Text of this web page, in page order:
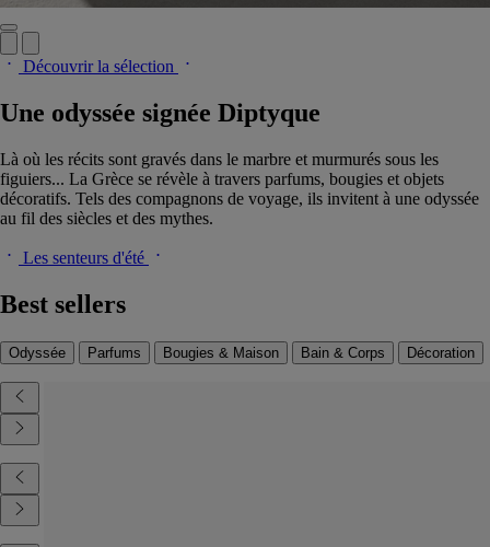
Découvrir la sélection
Une odyssée signée Diptyque
Là où les récits sont gravés dans le marbre et murmurés sous les
figuiers... La Grèce se révèle à travers parfums, bougies et objets
décoratifs. Tels des compagnons de voyage, ils invitent à une odyssée
au fil des siècles et des mythes.
Les senteurs d'été
Best sellers
Odyssée Parfums Bougies & Maison Bain & Corps Décoration